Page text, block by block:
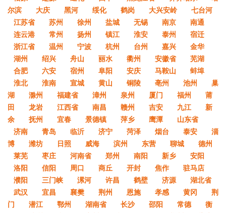
尔滨
大庆 黑河 绥化 鹤岗 大兴安岭
七台河
江苏省
苏州 徐州 盐城 无锡 南京
南通
连云港
常州 扬州 镇江 淮安 泰州
宿迁
浙江省
温州 宁波 杭州 台州 嘉兴
金华
湖州
绍兴 舟山 丽水 衢州 安徽省
芜湖
合肥
六安 宿州 阜阳 安庆 马鞍山
蚌埠
淮北
淮南 宣城 黄山 铜陵 亳州 池州
巢
湖
滁州 福建省 漳州 泉州 厦门 福州
莆
田
龙岩 江西省 南昌 赣州 吉安 九江
新
余
抚州 宜春 景德镇 萍乡 鹰潭
山东省
济南
青岛 临沂 济宁 菏泽 烟台 泰安
淄
博
潍坊 日照 威海 滨州 东营 聊城
德州
莱芜
枣庄 河南省 郑州 南阳 新乡
安阳
洛阳
信阳 周口 商丘 开封 焦作
驻马店
濮阳
三门峡 漯河 许昌 鹤壁 济源
湖北省
武汉
宜昌 襄樊 荆州 恩施 孝感 黄冈
荆
门
潜江 鄂州 湖南省 长沙 邵阳 常德
衡